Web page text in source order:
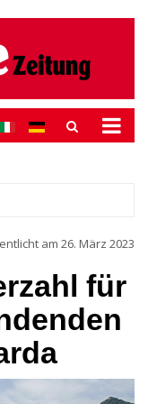
am 26. März 2023
für